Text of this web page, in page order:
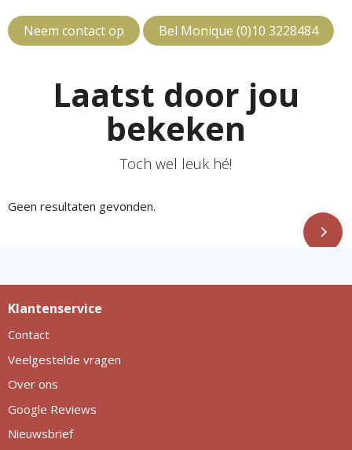
Neem contact op Bel Monique (0)10 3228484
Laatst door jou
bekeken
Toch wel leuk hé!
Geen resultaten gevonden.
Klantenservice
Contact
Veelgestelde vragen
Over ons
Google Reviews
Nieuwsbrief